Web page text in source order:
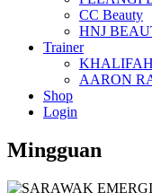
CC Beauty
HNJ
Trainer
AARON
Shop
Login
Mingguan